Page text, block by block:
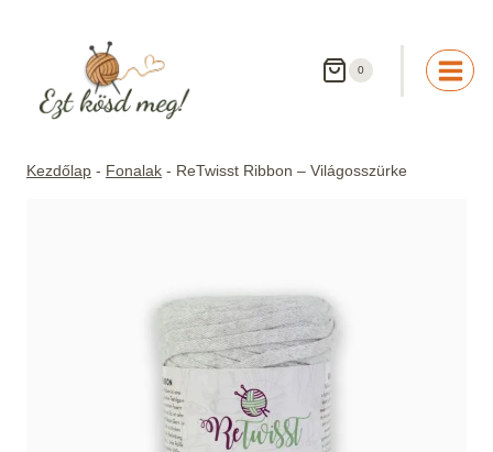
0
Kezdőlap - Fonalak - ReTwisst Ribbon – Világosszürke